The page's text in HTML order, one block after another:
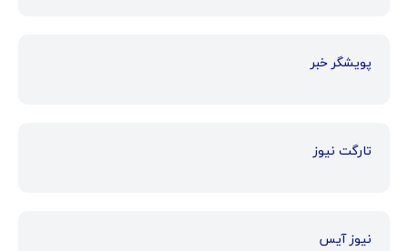
پویشگر خبر
تارگت نیوز
نیوز آیس